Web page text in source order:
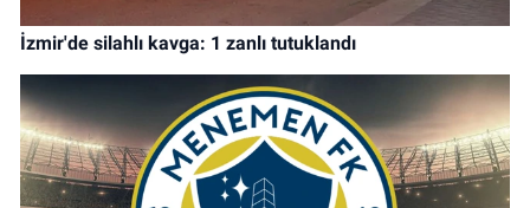
İzmir'de silahlı kavga: 1 zanlı tutuklandı